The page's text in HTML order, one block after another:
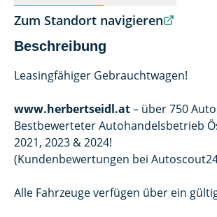
Zum Standort navigieren
Beschreibung
Leasingfähiger Gebrauchtwagen!
www.herbertseidl.at– über 750
Bestbewerteter Autohandelsbetrieb
2021, 2023 & 2024!
(Kundenbewertungen bei
Alle Fahrzeuge verfügen über ein